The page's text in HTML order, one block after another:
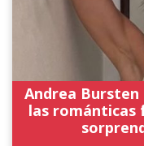
Andrea
las románticas